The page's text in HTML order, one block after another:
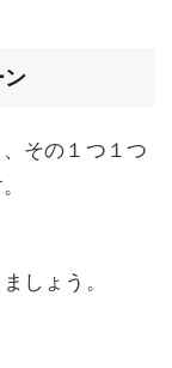
ン
その１つ１つ
しょう。